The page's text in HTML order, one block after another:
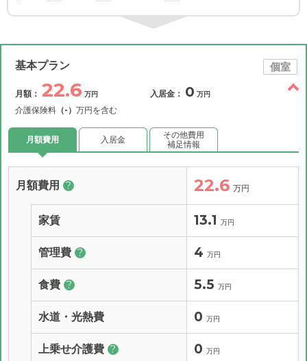
基本プラン 個室
月額： 22.6 万円
介護保険料 （-） 万円を含む
入居金： 0 万円
月額費用 入居金
その他費用
補足情報
月額費用 ? 22.6 万円
家賃 13.1 万円
管理費 ? 4 万円
食費 ? 5.5 万円
水道・光熱費 0 万円
上乗せ介護費 ? 0 万円